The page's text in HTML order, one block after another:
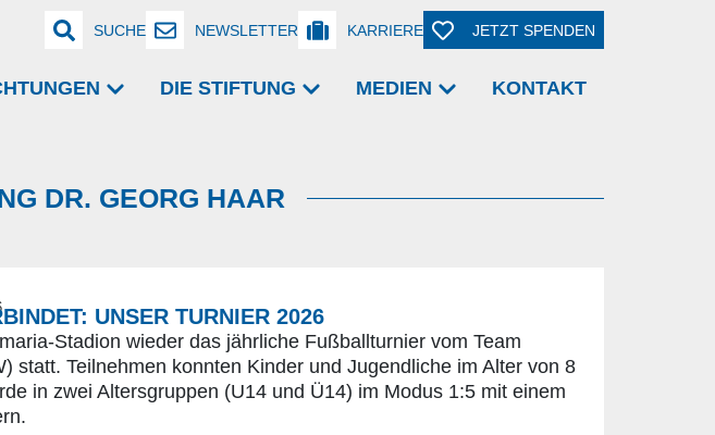
SUCHE NEWSLETTER KARRIERE JETZT SPENDEN
DIE STIFTUNG MEDIEN KONTAKT
DR. GEORG HAAR
UNSER TURNIER 2026
Stadion wieder das jährliche Fußballturnier vom Team
statt. Teilnehmen konnten Kinder und Jugendliche im Alter von 8
in zwei Altersgruppen (U14 und Ü14) im Modus 1:5 mit einem